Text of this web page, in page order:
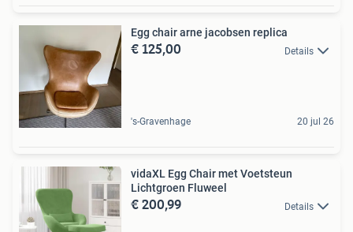
Egg chair arne jacobsen replica
€ 125,00 Details
's-Gravenhage 20 jul 26
vidaXL Egg Chair met Voetsteun
Lichtgroen Fluweel
€ 200,99 Details